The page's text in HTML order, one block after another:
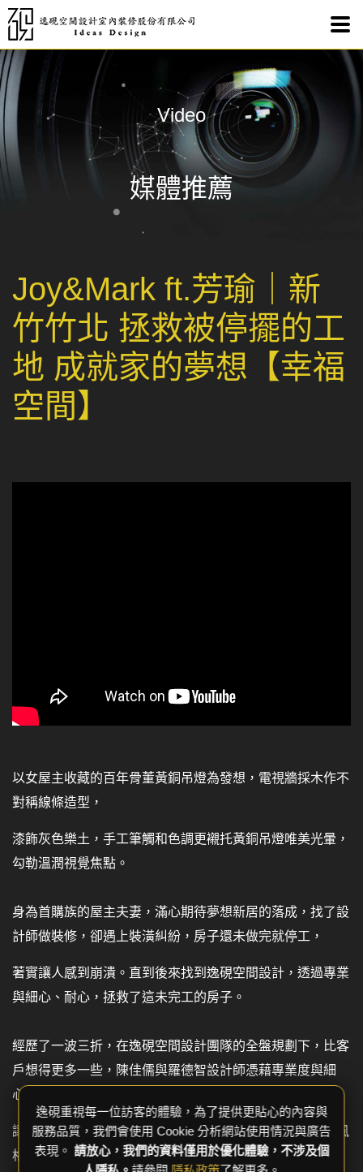
Video
媒體推薦
Joy&Mark ft.芳瑜｜新
竹竹北 拯救被停擺的工
地 成就家的夢想【幸福
空間】
以女屋主收藏的百年骨董黃銅吊燈為發想，電視牆採木作不
對稱線條造型，
漆飾灰色樂土，手工筆觸和色調更襯托黃銅吊燈唯美光暈，
勾勒溫潤視覺焦點。
身為首購族的屋主夫妻，滿心期待夢想新居的落成，找了設
計師做裝修，卻遇上裝潢糾紛，房子還未做完就停工，
著實讓人感到崩潰。直到後來找到逸硯空間設計，透過專業
與細心、耐心，拯救了這未完工的房子。
經歷了一波三折，在逸硯空間設計團隊的全盤規劃下，比客
戶想得更多一些，陳佳儒與羅德智設計師憑藉專業度與細
心，
讓第一次裝潢的屋主夫妻安下心來。在瞭解女屋主喜愛的風
格及梳理生活需求後，
逸硯重視每一位訪客的體驗，為了提供更貼心的內容與
服務品質，我們會使用 Cookie 分析網站使用情況與廣告
表現。 請放心，我們的資料僅用於優化體驗，不涉及個